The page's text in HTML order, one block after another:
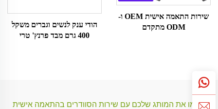
שירות התאמה אישית OEM ו-
ODM מתקדם
הודי ענק לנשים וגברים משקל
400 גרם מבד פרנץ' טרי
העצימו את המותג שלכם עם שירות הסוודרים בהתאמה אישית